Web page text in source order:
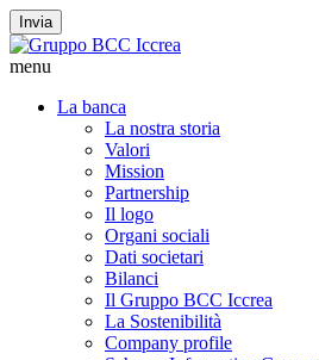
Invia
menu
La banca
La nostra storia
Valori
Mission
Partnership
Il logo
Organi sociali
Dati societari
Bilanci
Il Gruppo BCC Iccrea
La Sostenibilità
Company profile